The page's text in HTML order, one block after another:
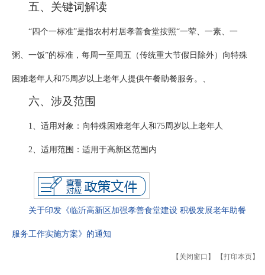
五、关键词解读
“四个一标准”是指农村村居孝善食堂按照“一荤、一素、一
粥、一饭”的标准，每周一至周五（传统重大节假日除外）向特殊
困难老年人和75周岁以上老年人提供午餐助餐服务。、
六、涉及范围
1、适用对象：向特殊困难老年人和75周岁以上老年人
2、适用范围：适用于高新区范围内
关于印发《临沂高新区加强孝善食堂建设 积极发展老年助餐
服务工作实施方案》的通知
【关闭窗口】 【打印本页】